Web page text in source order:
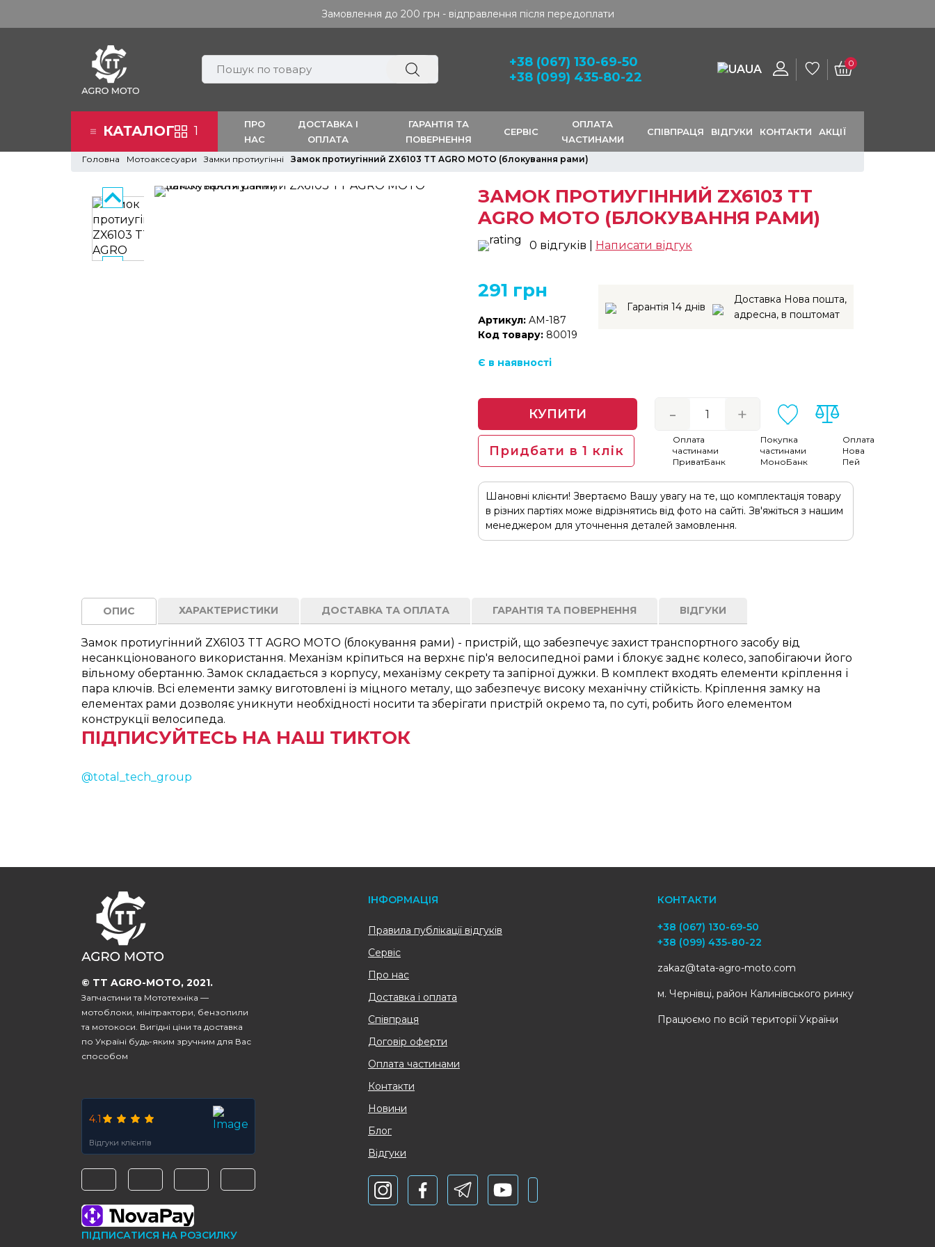
Замовлення до 200 грн - відправлення після передоплати
+38 (067) 130-69-50
+38 (099) 435-80-22
UA 0
КАТАЛОГ 1
ПРО
НАС
ДОСТАВКА І
ОПЛАТА
ГАРАНТІЯ ТА
ПОВЕРНЕННЯ
СЕРВІС
ОПЛАТА
ЧАСТИНАМИ
СПІВПРАЦЯ ВІДГУКИ КОНТАКТИ АКЦІЇ
Головна Мотоаксесуари Замки протиугінні Замок протиугінний ZX6103 TT AGRO MOTO (блокування рами)
ЗАМОК ПРОТИУГІННИЙ ZX6103 TT
AGRO MOTO (БЛОКУВАННЯ РАМИ)
0 відгуків | Написати відгук
291 грн
Артикул: AM-187
Код товару: 80019
Є в наявності
Гарантія 14 днів
Доставка Нова пошта,
адресна, в поштомат
КУПИТИ - +
Придбати в 1 клік
Оплата
частинами
ПриватБанк
Покупка
частинами
МоноБанк
Оплата
Нова
Пей
Шановні клієнти! Звертаємо Вашу увагу на те, що комплектація товару
в різних партіях може відрізнятись від фото на сайті. Зв'яжіться з нашим
менеджером для уточнення деталей замовлення.
ОПИС ХАРАКТЕРИСТИКИ ДОСТАВКА ТА ОПЛАТА ГАРАНТІЯ ТА ПОВЕРНЕННЯ ВІДГУКИ
Замок протиугінний ZX6103 TT AGRO MOTO (блокування рами) - пристрій, що забезпечує захист транспортного засобу від
несанкціонованого використання. Механізм кріпиться на верхнє пір'я велосипедної рами і блокує заднє колесо, запобігаючи його
вільному обертанню. Замок складається з корпусу, механізму секрету та запірної дужки. В комплект входять елементи кріплення і
пара ключів. Всі елементи замку виготовлені із міцного металу, що забезпечує високу механічну стійкість. Кріплення замку на
елементах рами дозволяє уникнути необхідності носити та зберігати пристрій окремо та, по суті, робить його елементом
конструкції велосипеда.
ПІДПИСУЙТЕСЬ НА НАШ ТИКТОК
@total_tech_group
© TT AGRO-MOTO, 2021.
Запчастини та Мототехніка —
мотоблоки, мінітрактори, бензопили
та мотокоси. Вигідні ціни та доставка
по Україні будь-яким зручним для Вас
способом
4.1
Відгуки клієнтів
ПІДПИСАТИСЯ НА РОЗСИЛКУ
ІНФОРМАЦІЯ
Правила публікації відгуків
Сервіс
Про нас
Доставка і оплата
Співпраця
Договір оферти
Оплата частинами
Контакти
Новини
Блог
Відгуки
КОНТАКТИ
+38 (067) 130-69-50
+38 (099) 435-80-22
zakaz@tata-agro-moto.com
м. Чернівці, район Калинівського ринку
Працюємо по всій території України